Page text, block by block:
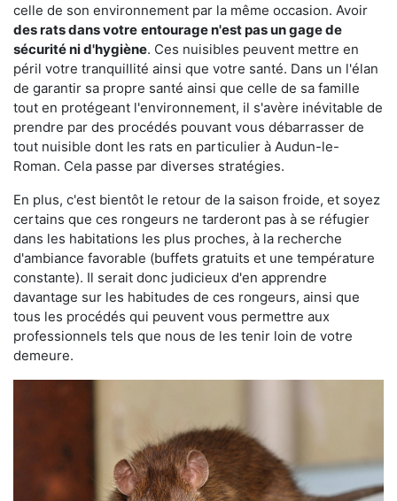
celle de son environnement par la même occasion. Avoir
des rats dans votre entourage n'est pas un gage de
sécurité ni d'hygiène. Ces nuisibles peuvent mettre en
péril votre tranquillité ainsi que votre santé. Dans un l'élan
de garantir sa propre santé ainsi que celle de sa famille
tout en protégeant l'environnement, il s'avère inévitable de
prendre par des procédés pouvant vous débarrasser de
tout nuisible dont les rats en particulier à Audun-le-
Roman. Cela passe par diverses stratégies.
En plus, c'est bientôt le retour de la saison froide, et soyez
certains que ces rongeurs ne tarderont pas à se réfugier
dans les habitations les plus proches, à la recherche
d'ambiance favorable (buffets gratuits et une température
constante). Il serait donc judicieux d'en apprendre
davantage sur les habitudes de ces rongeurs, ainsi que
tous les procédés qui peuvent vous permettre aux
professionnels tels que nous de les tenir loin de votre
demeure.